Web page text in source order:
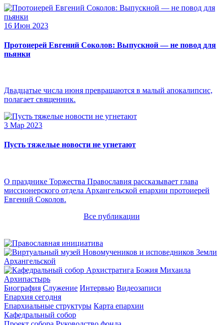
16 Июн 2023
Протоиерей Евгений Соколов: Выпускной — не повод для
пьянки
Двадцатые числа июня превращаются в малый апокалипсис,
полагает священник.
3 Мар 2023
Пусть тяжелые новости не угнетают
О празднике Торжества Православия рассказывает глава
миссионерского отдела Архангельской епархии протоиерей
Евгений Соколов.
Все публикации
Архипастырь
Биография Служение Интервью Видеозаписи
Епархия сегодня
Епархиальные структуры Карта епархии
Кафедральный собор